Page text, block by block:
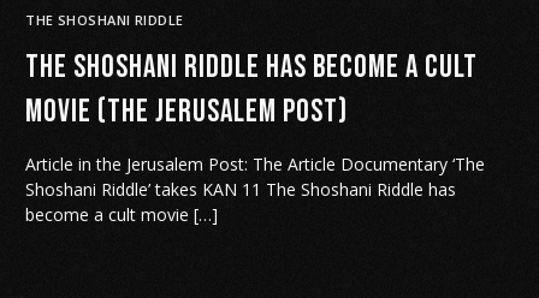
THE SHOSHANI RIDDLE
The Shoshani Riddle has become a cult
movie (The Jerusalem Post)
Article in the Jerusalem Post: The Article Documentary ‘The
Shoshani Riddle’ takes KAN 11 The Shoshani Riddle has
become a cult movie […]